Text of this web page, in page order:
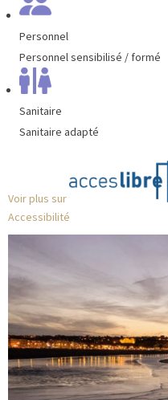
Personnel
Personnel sensibilisé / formé
Sanitaire
Sanitaire adapté
Voir plus sur
Accessibilité